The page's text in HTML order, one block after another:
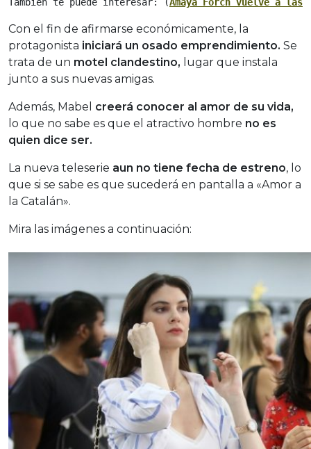
Con el fin de afirmarse económicamente, la
protagonista iniciará un osado emprendimiento. Se
trata de un motel clandestino, lugar que instala
junto a sus nuevas amigas.
Además, Mabel creerá conocer al amor de su vida,
lo que no sabe es que el atractivo hombre no es
quien dice ser.
La nueva teleserie aun no tiene fecha de estreno, lo
que si se sabe es que sucederá en pantalla a «Amor a
la Catalán».
Mira las imágenes a continuación: